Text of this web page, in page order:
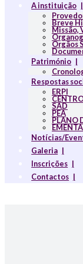
A instituição
Breve
Missão,
Orgãos
Património
Respostas
ERPI
SAD
PEA
PLANO
Notícias/
Galeria
Inscrições
Contactos